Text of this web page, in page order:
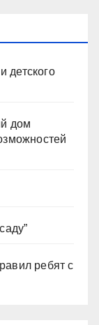
детского
дом
ребят с